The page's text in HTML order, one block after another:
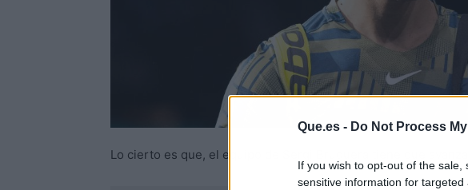
Que.es - Do Not Process
If you wish to opt-out of the
sensitive information for
Lo cierto es que, el equipo de Sergi Bruguera tiene que